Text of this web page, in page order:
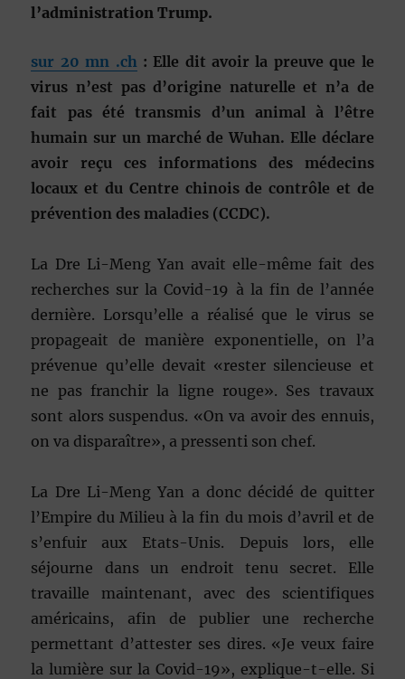
l’administration Trump.
sur 20 mn .ch : Elle dit avoir la preuve que le
virus n’est pas d’origine naturelle et n’a de
fait pas été transmis d’un animal à l’être
humain sur un marché de Wuhan. Elle déclare
avoir reçu ces informations des médecins
locaux et du Centre chinois de contrôle et de
prévention des maladies (CCDC).
La Dre Li-Meng Yan avait elle-même fait des
recherches sur la Covid-19 à la fin de l’année
dernière. Lorsqu’elle a réalisé que le virus se
propageait de manière exponentielle, on l’a
prévenue qu’elle devait «rester silencieuse et
ne pas franchir la ligne rouge». Ses travaux
sont alors suspendus. «On va avoir des ennuis,
on va disparaître», a pressenti son chef.
La Dre Li-Meng Yan a donc décidé de quitter
l’Empire du Milieu à la fin du mois d’avril et de
s’enfuir aux Etats-Unis. Depuis lors, elle
séjourne dans un endroit tenu secret. Elle
travaille maintenant, avec des scientifiques
américains, afin de publier une recherche
permettant d’attester ses dires. «Je veux faire
la lumière sur la Covid-19», explique-t-elle. Si